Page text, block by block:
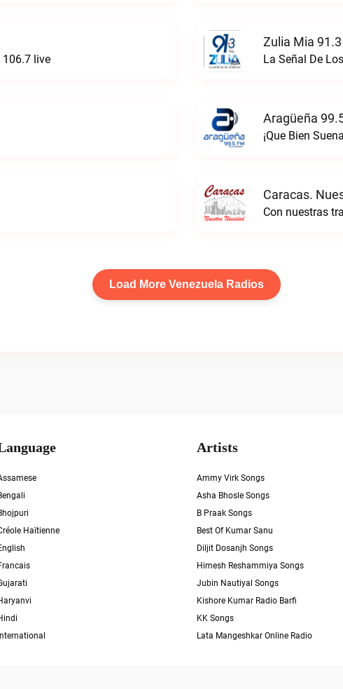
106.7 live
Zulia Mia
La Señal De
Aragüeña
¡Que Bien
Caracas.
Load More Venezuela Radios
Haïtienne
International
Artists
Ammy Virk Songs
Asha Bhosle Songs
B Praak Songs
Best Of Kumar Sanu
Diljit Dosanjh Songs
Himesh Reshammiya Songs
Jubin Nautiyal Songs
Kishore Kumar Radio Barfi
KK Songs
Lata Mangeshkar Online Radio